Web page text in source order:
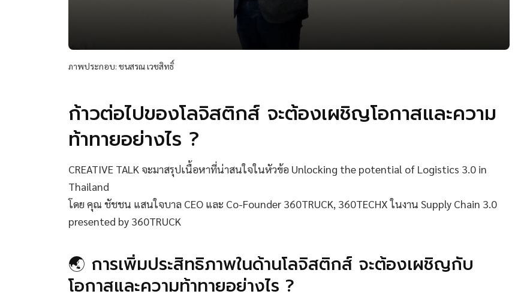
ภาพประกอบ: ชนสรณ เวชสิทธิ์
ก้าวต่อไปของโลจิสติกส์ จะต้องเผชิญโอกาสและความ
ท้าทายอย่างไร ?
CREATIVE TALK จะมาสรุปเนื้อหาที่น่าสนใจในหัวข้อ Unlocking the potential of Logistics 3.0 in
Thailand
โดย คุณ ชัชชน แสนใจบาล CEO และ Co-Founder 360TRUCK, 360TECHX ในงาน Supply Chain 3.0
presented by 360TRUCK
🌏 การเพิ่มประสิทธิภาพในด้านโลจิสติกส์ จะต้องเผชิญกับ
โอกาสและความท้าทายอย่างไร ?